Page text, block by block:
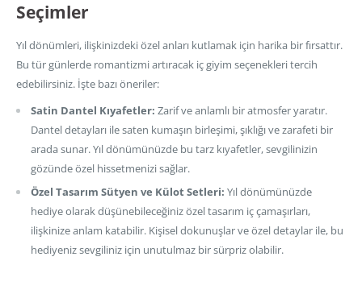
Seçimler
Yıl dönümleri, ilişkinizdeki özel anları kutlamak için harika bir fırsattır.
Bu tür günlerde romantizmi artıracak iç giyim seçenekleri tercih
edebilirsiniz. İşte bazı öneriler:
Satin Dantel Kıyafetler: Zarif ve anlamlı bir atmosfer yaratır.
Dantel detayları ile saten kumaşın birleşimi, şıklığı ve zarafeti bir
arada sunar. Yıl dönümünüzde bu tarz kıyafetler, sevgilinizin
gözünde özel hissetmenizi sağlar.
Özel Tasarım Sütyen ve Külot Setleri: Yıl dönümünüzde
hediye olarak düşünebileceğiniz özel tasarım iç çamaşırları,
ilişkinize anlam katabilir. Kişisel dokunuşlar ve özel detaylar ile, bu
hediyeniz sevgiliniz için unutulmaz bir sürpriz olabilir.